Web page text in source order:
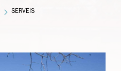
SERVEIS